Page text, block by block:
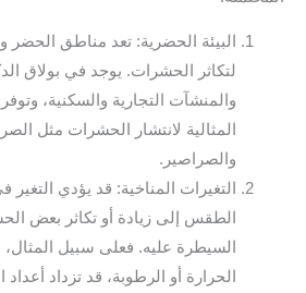
البيئة الحضرية: تعد مناطق الحضر
لتكاثر الحشرات. يوجد في بولاق
والمنشآت التجارية والسكنية،
المثالية لانتشار الحشرات مثل
والصراصير.
التغيرات المناخية: قد يؤدي التغير
الطقس إلى زيادة أو تكاثر بعض
السيطرة عليه. فعلى سبيل
الحرارة أو الرطوبة، قد تزداد